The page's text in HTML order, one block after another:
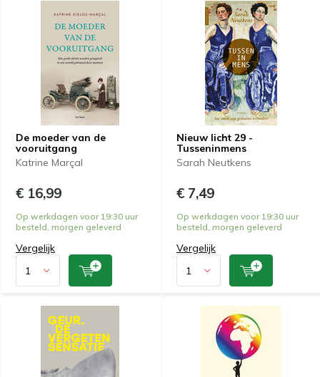
De moeder van de
vooruitgang
Katrine Marçal
€ 16,99
Op werkdagen voor 19:30 uur
besteld, morgen geleverd
Vergelijk
Nieuw licht 29 -
Tusseninmens
Sarah Neutkens
€ 7,49
Op werkdagen voor 19:30 uur
besteld, morgen geleverd
Vergelijk